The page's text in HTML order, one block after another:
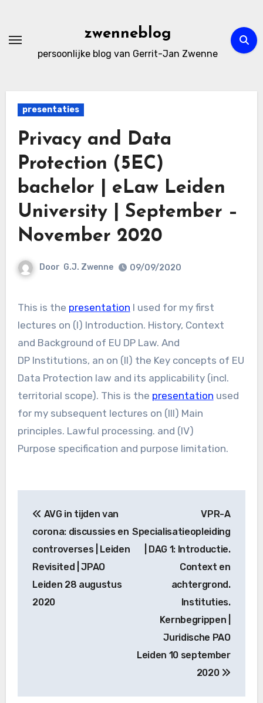
de
zwenneblog
persoonlijke blog van Gerrit-Jan Zwenne
presentaties
Privacy and Data
Protection (5EC)
bachelor | eLaw Leiden
University | September –
November 2020
Door G.J. Zwenne 09/09/2020
This is the presentation I used for my first
lectures on (I) Introduction. History, Context
and Background of EU DP Law. And
DP Institutions, an on (II) the Key concepts of EU
Data Protection law and its applicability (incl.
territorial scope). This is the presentation used
for my subsequent lectures on (III) Main
principles. Lawful processing. and (IV)
Purpose specification and purpose limitation.
navigatie
AVG in tijden van
corona: discussies en
controverses | Leiden
Revisited | JPAO
Leiden 28 augustus
2020
VPR-A
Specialisatieopleiding
| DAG 1: Introductie.
Context en
achtergrond.
Instituties.
Kernbegrippen |
Juridische PAO
Leiden 10 september
2020